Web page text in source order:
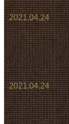
2021.04.24
2021.04.24